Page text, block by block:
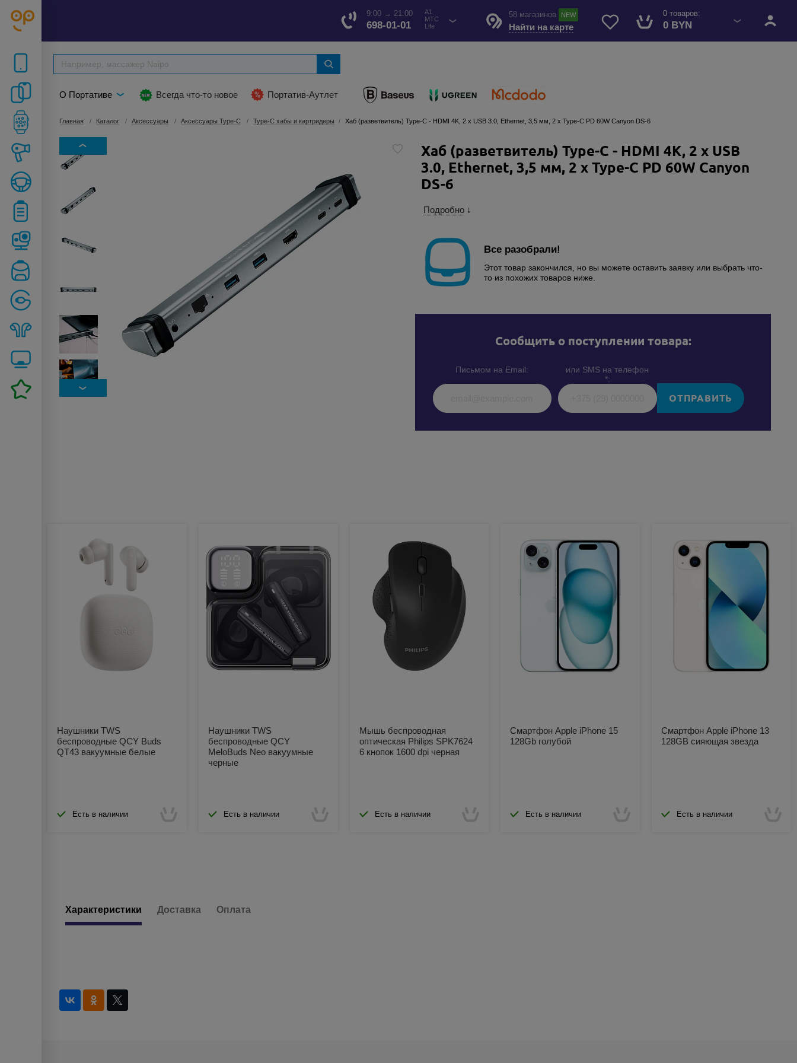
0 товаров:
0 BYN
58 магазинов NEW
Найти на карте
9:00 → 21:00
698-01-01
A1
МТС
Life
О Портативе Всегда что-то новое Портатив-Аутлет
Главная Каталог Аксессуары Аксессуары Type-C Type-C хабы и картридеры Хаб (разветвитель) Type-C - HDMI 4K, 2 х USB 3.0, Ethernet, 3,5 мм, 2 х Type-C PD 60W Canyon DS-6
Хаб (разветвитель) Type-C - HDMI 4K, 2 х USB
3.0, Ethernet, 3,5 мм, 2 х Type-C PD 60W Canyon
DS-6
Подробно ↓
Все разобрали!
Этот товар закончился, но вы можете оставить заявку или выбрать что-
то из похожих товаров ниже.
Cообщить о поступлении товара:
Письмом на Email:
или SMS на телефон
*:
ОТПРАВИТЬ
Наушники TWS
беспроводные QCY Buds
QT43 вакуумные белые
Есть в наличии
Наушники TWS
беспроводные QCY
MeloBuds Neo вакуумные
черные
Есть в наличии
Мышь беспроводная
оптическая Philips SPK7624
6 кнопок 1600 dpi черная
Есть в наличии
Смартфон Apple iPhone 15
128Gb голубой
Есть в наличии
Смартфон Apple iPhone 13
128GB сияющая звезда
Есть в наличии
Характеристики Доставка Оплата